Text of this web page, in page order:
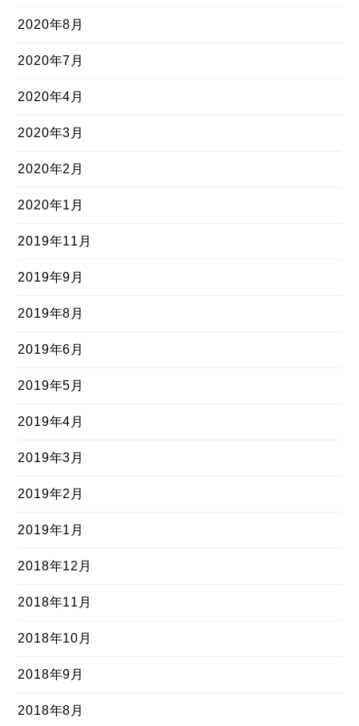
2020年8月
2020年7月
2020年4月
2020年3月
2020年2月
2020年1月
2019年11月
2019年9月
2019年8月
2019年6月
2019年5月
2019年4月
2019年3月
2019年2月
2019年1月
2018年12月
2018年11月
2018年10月
2018年9月
2018年8月